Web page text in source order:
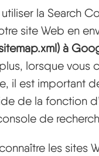
la Search
site Web en
à
lorsque vous
il est important
de la fonction
de
les sites